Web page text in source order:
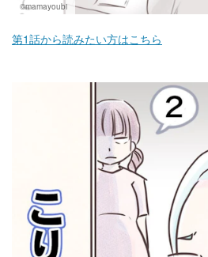
©mamayoubi
第1話から読みたい方はこちら